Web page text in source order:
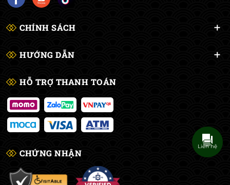
CHÍNH SÁCH
HƯỚNG DẪN
HỖ TRỢ THANH TOÁN
CHỨNG NHẬN
Liên hệ